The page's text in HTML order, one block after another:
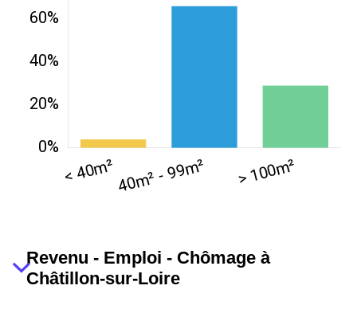
Revenu - Emploi - Chômage à
Châtillon-sur-Loire